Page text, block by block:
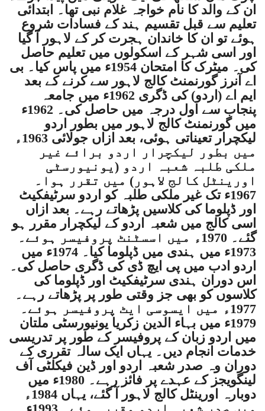
ان کے والد کا نام خواجہ غلام نبی تھا۔ ابتدائی
تعلیم سے قبل تقسیم ہند کے فسادات شروع
ہوئے تو ان کا خاندان ہجرت کر کے لاہور آ گیا
اور اسی شہر کے اسکولوں میں تعلیم حاصل
کی۔ میٹرک کا امتحان 1954ء میں پاس کیا۔ بی
اے آنرز گورنمنٹ کالج لاہور سے کرنے کے بعد
ایم اے (اردو) کی ڈگری 1962ء میں جامعہ
پنجاب سے اول درجہ میں حاصل کی۔ 1962ء
میں گورنمنٹ کالج لاہور میں بطور اردو
لیکچرار تعیناتی ہوئی، بعد ازاں جولائی 1963ء
میں بطور لیکچرار اردو برائے غیر
ملکی طلبہ شعبہ اردو (یونیورسٹی
اورینٹل کالج لاہور) میں تقرر ہوا۔
1967ء تک غیر ملکی طلبہ کو اردو سرٹیفکیٹ
اور ڈپلوما کی کلاسیں پڑھاتے رہے۔ بعد ازاں
اسی کالج میں شعبہ اردو کے لیکچرار مقرر ہو
گئے۔ 1970ء میں اسسٹنٹ پروفیسر ہوئے۔
1973ء میں ہندی میں ڈپلوما کیا۔ 1974ء میں
اردو ادب میں پی ایچ ڈی کی ڈگری حاصل کی۔
اس دوران ہندی سرٹیفکیٹ اور ڈپلوما کی
کلاسوں کو بھی جز وقتی طور پر پڑھاتے رہے۔
1977ء میں ایسوسی ایٹ پروفیسر ہوئے۔
1979ء میں بہاء الدین زکریا یونیورسٹی ملتان
میں اردو زبان کے پروفیسر کے طور پر تدریسی
خدمات انجام دیں۔ یہاں ایک سالہ تقرری کے
دوران وہ صدر شعبہ اردو اور ڈین فیکلٹی آف
لینگویجز کے عہدے پر فائز رہے۔ 1980ء میں
دوبارہ اورینٹل کالج لاہور آ گئے، یہاں 1984ء